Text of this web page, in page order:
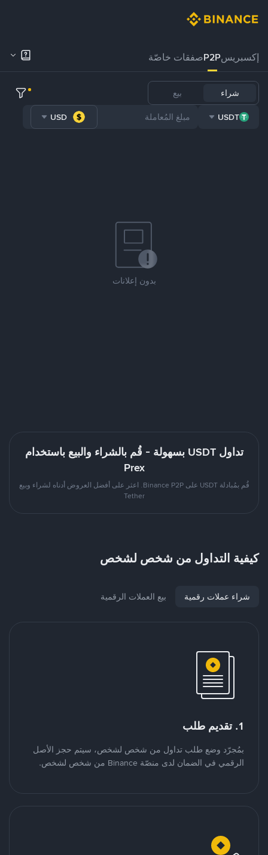
إكسبريسP2Pصفقات خاصّة
شراء بيع
USDT
USD
بدون إعلانات
تداول USDT بسهولة - قُم بالشراء والبيع باستخدام
Prex
قُم بمُبادلة USDT على Binance P2P. اعثر على أفضل العروض أدناه لشراء وبيع
Tether
كيفية التداول من شخص لشخص
شراء عملات رقمية بيع العملات الرقمية
1. تقديم طلب
بمُجرّد وضع طلب تداول من شخص لشخص، سيتم حجز الأصل
الرقمي في الضمان لدى منصّة Binance من شخص لشخص.